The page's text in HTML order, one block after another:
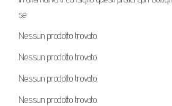
se:
Nessun prodotto trovato.
Nessun prodotto trovato.
Nessun prodotto trovato.
Nessun prodotto trovato.